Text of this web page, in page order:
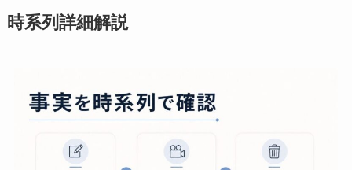
時系列詳細解説